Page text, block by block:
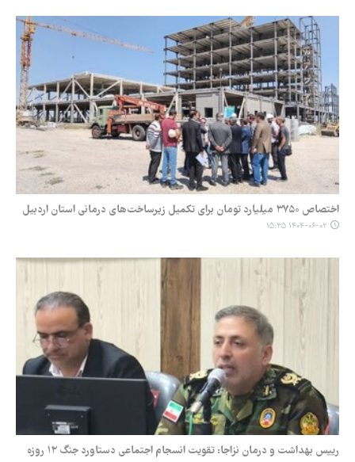
اختصاص ۳۷۵۰ میلیارد تومان برای تکمیل زیرساخت‌های درمانی استان اردبیل
۱۴۰۴-۰۶-۰۲ ۱۵:۳۵
رییس بهداشت و درمان نزاجا: تقویت انسجام اجتماعی دستاورد جنگ ۱۲ روزه